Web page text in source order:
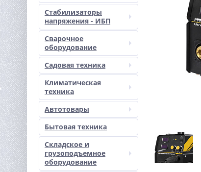
Стабилизаторы
напряжения - ИБП
Сварочное
оборудование
Садовая техника
Климатическая
техника
Автотовары
Бытовая техника
Складское и
грузоподъемное
оборудование